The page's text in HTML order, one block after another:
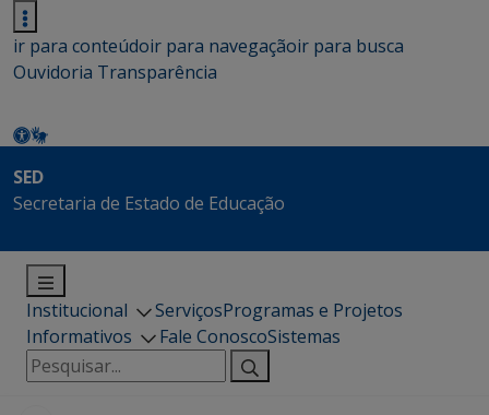
ir para conteúdoir para navegaçãoir para busca
Ouvidoria Transparência
SED
Secretaria de Estado de Educação
Institucional ServiçosProgramas e Projetos
Informativos
Fale ConoscoSistemas
Pesquisar
por: